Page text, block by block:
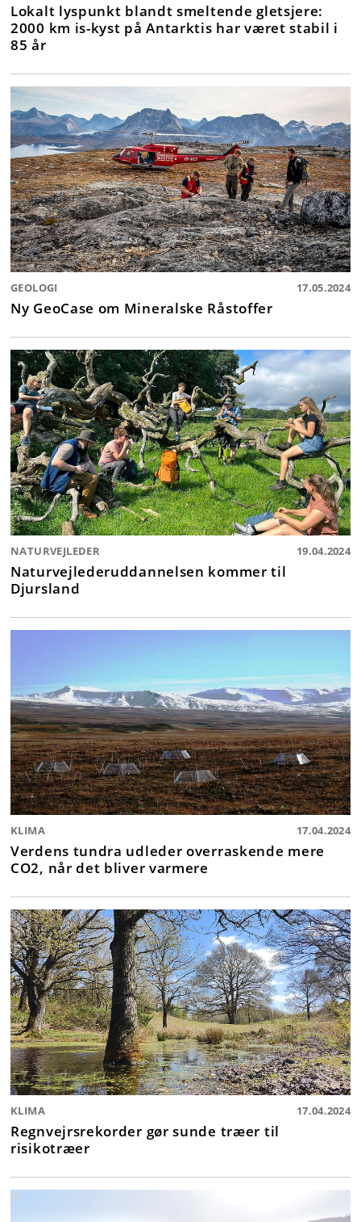
Lokalt lyspunkt blandt smeltende gletsjere:
2000 km is-kyst på Antarktis har været stabil i
85 år
GEOLOGI 17.05.2024
Ny GeoCase om Mineralske Råstoffer
NATURVEJLEDER 19.04.2024
Naturvejlederuddannelsen kommer til
Djursland
KLIMA 17.04.2024
Verdens tundra udleder overraskende mere
CO2, når det bliver varmere
KLIMA 17.04.2024
Regnvejrsrekorder gør sunde træer til
risikotræer